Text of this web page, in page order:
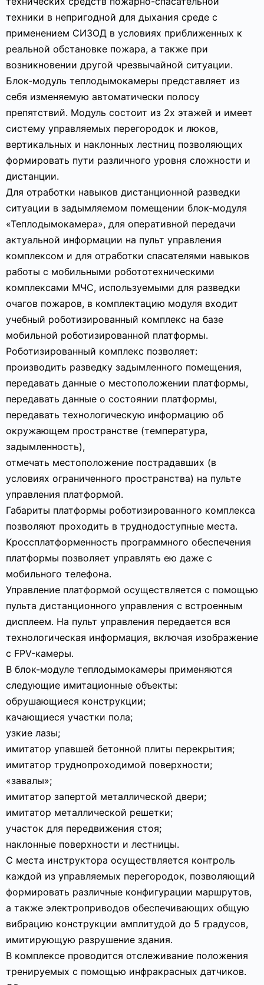
техники в непригодной для дыхания среде с
применением СИЗОД в условиях приближенных к
реальной обстановке пожара, а также при
возникновении другой чрезвычайной ситуации.
Блок-модуль теплодымокамеры представляет из
себя изменяемую автоматически полосу
препятствий. Модуль состоит из 2х этажей и имеет
систему управляемых перегородок и люков,
вертикальных и наклонных лестниц позволяющих
формировать пути различного уровня сложности и
дистанции.
Для отработки навыков дистанционной разведки
ситуации в задымляемом помещении блок-модуля
«Теплодымокамера», для оперативной передачи
актуальной информации на пульт управления
комплексом и для отработки спасателями навыков
работы с мобильными робототехническими
комплексами МЧС, используемыми для разведки
очагов пожаров, в комплектацию модуля входит
учебный роботизированный комплекс на базе
мобильной роботизированной платформы.
Роботизированный комплекс позволяет:
производить разведку задымленного помещения,
передавать данные о местоположении платформы,
передавать данные о состоянии платформы,
передавать технологическую информацию об
окружающем пространстве (температура,
задымленность),
отмечать местоположение пострадавших (в
условиях ограниченного пространства) на пульте
управления платформой.
Габариты платформы роботизированного комплекса
позволяют проходить в труднодоступные места.
Кроссплатформенность программного обеспечения
платформы позволяет управлять ею даже с
мобильного телефона.
Управление платформой осуществляется с помощью
пульта дистанционного управления с встроенным
дисплеем. На пульт управления передается вся
технологическая информация, включая изображение
с FPV-камеры.
В блок-модуле теплодымокамеры применяются
следующие имитационные объекты:
обрушающиеся конструкции;
качающиеся участки пола;
узкие лазы;
имитатор упавшей бетонной плиты перекрытия;
имитатор труднопроходимой поверхности;
«завалы»;
имитатор запертой металлической двери;
имитатор металлической решетки;
участок для передвижения стоя;
наклонные поверхности и лестницы.
С места инструктора осуществляется контроль
каждой из управляемых перегородок, позволяющий
формировать различные конфигурации маршрутов,
а также электроприводов обеспечивающих общую
вибрацию конструкции амплитудой до 5 градусов,
имитирующую разрушение здания.
В комплексе проводится отслеживание положения
тренируемых с помощью инфракрасных датчиков.